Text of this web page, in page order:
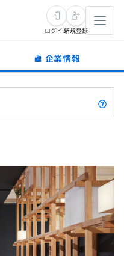
ログイン新規登録
企業情報